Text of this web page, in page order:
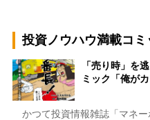
投資ノウハウ満載コミ
「売り時」を
ミック「俺が
かつて投資情報雑誌「マネ